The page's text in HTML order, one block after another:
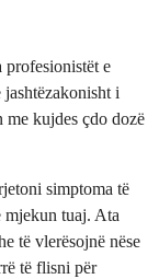
e
i
kujdes çdo dozë
simptoma të
mjekun tuaj. Ata
të vlerësojnë nëse
të flisni për